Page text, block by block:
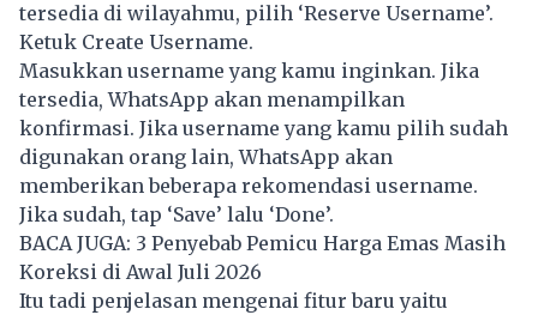
tersedia di wilayahmu, pilih ‘Reserve Username’.
Ketuk Create Username.
Masukkan username yang kamu inginkan. Jika
tersedia, WhatsApp akan menampilkan
konfirmasi. Jika username yang kamu pilih sudah
digunakan orang lain, WhatsApp akan
memberikan beberapa rekomendasi username.
Jika sudah, tap ‘Save’ lalu ‘Done’.
BACA JUGA: 3 Penyebab Pemicu Harga Emas Masih
Koreksi di Awal Juli 2026
Itu tadi penjelasan mengenai fitur baru yaitu